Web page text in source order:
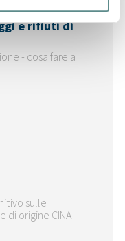
e rifiuti di
- cosa fare a
sulle
di origine CINA